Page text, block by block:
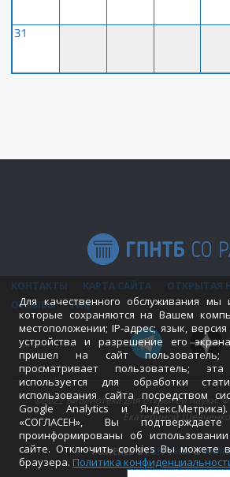
31
КОНТАКТЫ КАРТА САЙТА
ОТКРЫТАЯ
ОТЗЫВЫ
FAQ
©2022 Библиотека для открытой науки.
Екатериной Шевченко
POWERED BYSEPTERA&
Для качественного обслуживания мы
которые сохраняются на Вашем
местоположении; IP-адрес; язык,
устройства и разрешение его
пришел на сайт пользователь;
просматривает пользователь;
используется для обработки
использования сайта посредством
Google Analytics и
«СОГЛАСЕН», Вы
проинформированы об
сайте. Отключить cookies Вы можете в
браузера. Политика